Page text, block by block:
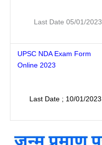
Last Date 05/01/2023
UPSC NDA Exam Form
Online 2023
Last Date ; 10/01/2023